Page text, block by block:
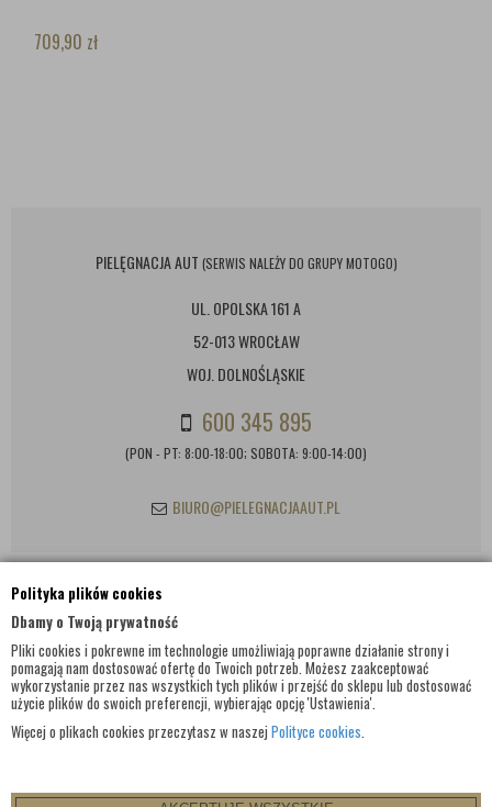
Polityka plików cookies
Dbamy o Twoją prywatność
Pliki cookies i pokrewne im technologie umożliwiają poprawne działanie strony i
pomagają nam dostosować ofertę do Twoich potrzeb. Możesz zaakceptować
wykorzystanie przez nas wszystkich tych plików i przejść do sklepu lub dostosować
użycie plików do swoich preferencji, wybierając opcję 'Ustawienia'.
Więcej o plikach cookies przeczytasz w naszej Polityce cookies.
709,90 zł
PIELĘGNACJA AUT (SERWIS NALEŻY DO GRUPY MOTOGO)
UL. OPOLSKA 161 A
52-013 WROCŁAW
WOJ. DOLNOŚLĄSKIE
600 345 895
(PON - PT: 8:00-18:00; SOBOTA: 9:00-14:00)
BIURO@PIELEGNACJAAUT.PL
INFORMACJE KONTAKTOWE